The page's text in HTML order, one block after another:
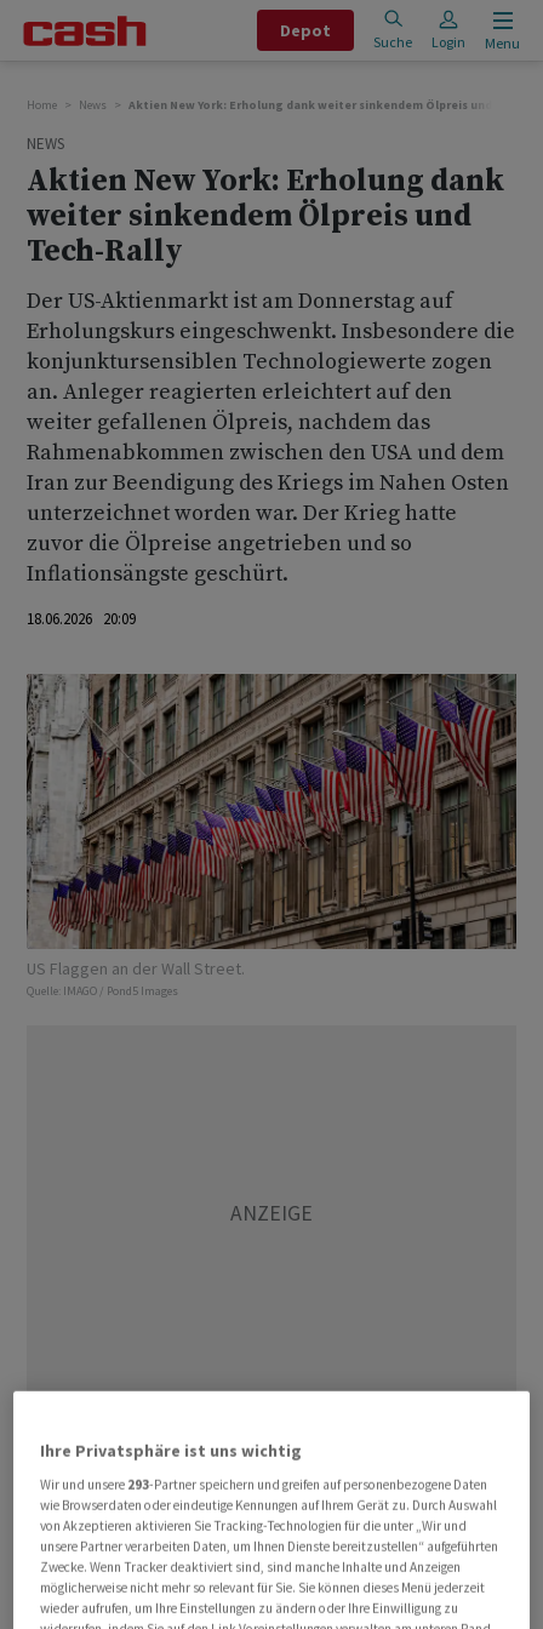
Depot
Suche Login Menu
Home News Aktien New York: Erholung dank weiter sinkendem Ölpreis und Tech-
NEWS
Aktien New York: Erholung dank
weiter sinkendem Ölpreis und
Tech-Rally
Der US-Aktienmarkt ist am Donnerstag auf
Erholungskurs eingeschwenkt. Insbesondere die
konjunktursensiblen Technologiewerte zogen
an. Anleger reagierten erleichtert auf den
weiter gefallenen Ölpreis, nachdem das
Rahmenabkommen zwischen den USA und dem
Iran zur Beendigung des Kriegs im Nahen Osten
unterzeichnet worden war. Der Krieg hatte
zuvor die Ölpreise angetrieben und so
Inflationsängste geschürt.
18.06.2026 20:09
US Flaggen an der Wall Street.
Quelle: IMAGO / Pond5 Images
51.684 Punkte zu. Am Mittwoch hatte der US-Leitindex
zunächst ein weiteres Rekordhoch erreicht, bevor er
nach der US-Zinsentscheidung unter Druck geriet.
Für die feiertagsbedingt verkürzte Handelswoche
deutet sich nun ein Gewinn von knapp einem Prozent
Ihre Privatsphäre ist uns wichtig
Wir und unsere 293-Partner speichern und greifen auf personenbezogene Daten
wie Browserdaten oder eindeutige Kennungen auf Ihrem Gerät zu. Durch Auswahl
von Akzeptieren aktivieren Sie Tracking-Technologien für die unter „Wir und
unsere Partner verarbeiten Daten, um Ihnen Dienste bereitzustellen“ aufgeführten
Zwecke. Wenn Tracker deaktiviert sind, sind manche Inhalte und Anzeigen
möglicherweise nicht mehr so relevant für Sie. Sie können dieses Menü jederzeit
wieder aufrufen, um Ihre Einstellungen zu ändern oder Ihre Einwilligung zu